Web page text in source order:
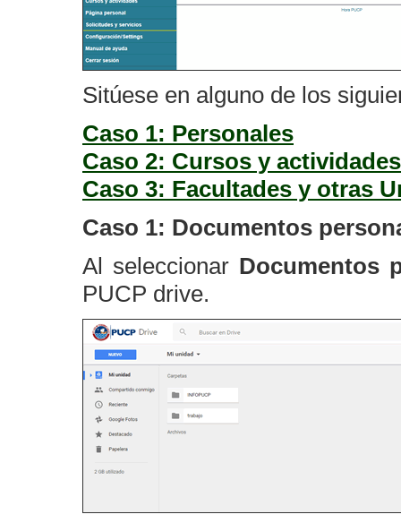
Sitúese en alguno de los
Caso 1: Personales
Caso 2: Cursos y actividades
Caso 3: Facultades y otras
Caso 1: Documentos
Al seleccionar Documentos
PUCP drive.